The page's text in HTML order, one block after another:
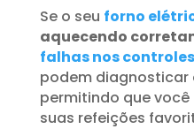
Se o seu forno
aquecendo
falhas nos controles
podem diagnosticar
permitindo que
suas refeições